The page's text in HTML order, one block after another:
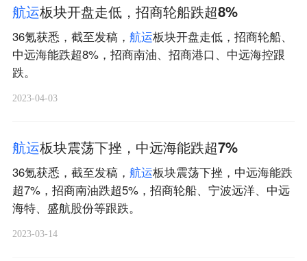
航运板块开盘走低，招商轮船跌超8%
36氪获悉，截至发稿， 航运板块开盘走低，招商轮船、
中远海能跌超8%，招商南油、招商港口、中远海控跟
跌。
2023-04-03
航运板块震荡下挫，中远海能跌超7%
36氪获悉，截至发稿， 航运板块震荡下挫，中远海能跌
超7%，招商南油跌超5%，招商轮船、宁波远洋、中远
海特、盛航股份等跟跌。
2023-03-14